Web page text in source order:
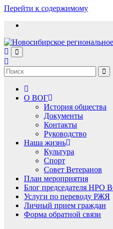
Перейти к содержимому
О ВОГ
История общества
Документы
Контакты
Руководство
Наша жизнь
Культура
Спорт
Совет Ветеранов
План мероприятия
Блог председателя НРО
Услуги по переводу РЖЯ
Личный прием граждан
Форма обратной связи